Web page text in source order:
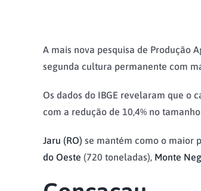
A mais nova pesquisa de Produção
segunda cultura permanente com
Os dados do IBGE revelaram que o
com a redução de 10,4% no
Jaru (RO) se mantém como o maior
do Oeste (720 toneladas), Monte